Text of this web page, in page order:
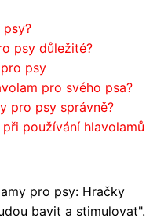
psy důležité?
psy
pro svého psa?
pro psy správně?
používání hlavolamů
pro psy: Hračky
bavit a stimulovat".